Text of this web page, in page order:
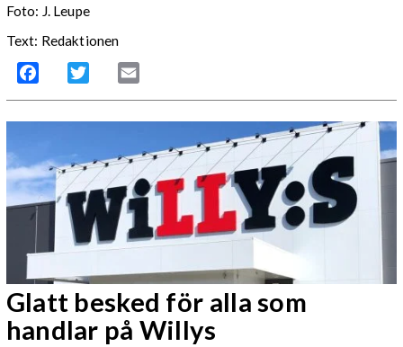
Foto: J. Leupe
Text: Redaktionen
Facebook Twitter
Glatt besked för alla som
handlar på Willys